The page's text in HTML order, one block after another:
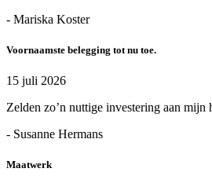
- Mariska Koster
Voornaamste belegging tot nu toe.
15 juli 2026
Zelden zo’n nuttige investering aan mijn
- Susanne Hermans
Maatwerk